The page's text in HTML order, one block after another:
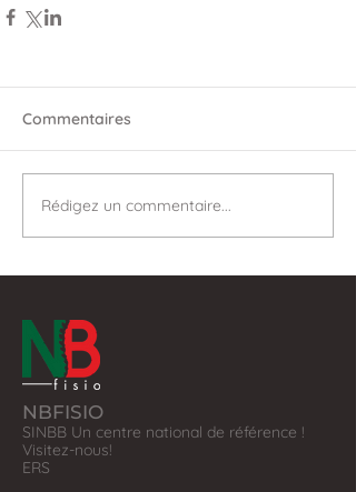
Commentaires
Rédigez un commentaire...
NBFISIO
SINBB Un centre national de référence !
Visitez-nous!
​ERS